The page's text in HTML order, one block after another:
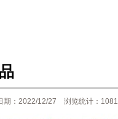
期：2022/12/27 浏览统计：1081